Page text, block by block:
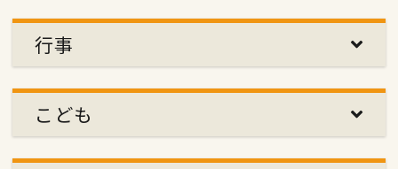
行事
こども